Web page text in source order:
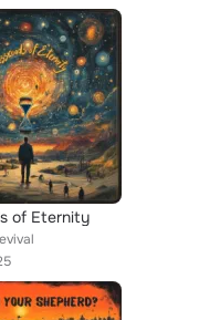
of Eternity